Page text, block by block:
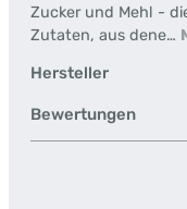
Zucker und Mehl -
Zutaten, aus dene…
Hersteller
Bewertungen